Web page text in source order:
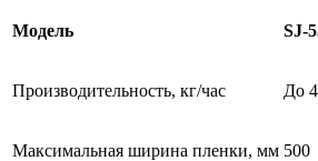
Модель SJ-
Производительность, кг/час До
Максимальная ширина пленки, мм 500